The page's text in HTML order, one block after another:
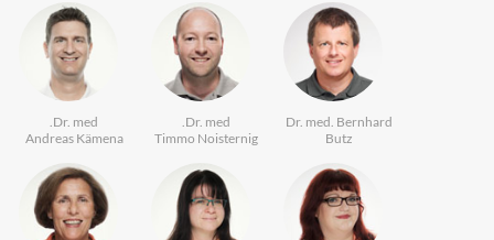
Dr. med.
Andreas Kämena
Dr. med.
Timmo Noisternig
Dr. med. Bernhard
Butz